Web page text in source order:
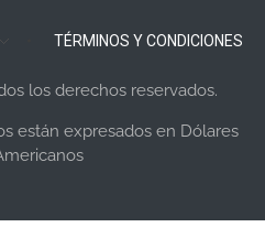
TÉRMINOS Y CONDICIONES
los derechos reservados.
están expresados en Dólares